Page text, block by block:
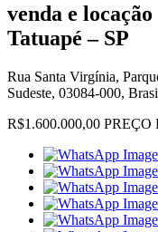
venda e
Tatuapé – SP
Rua Santa Virgínia,
Sudeste, 03084-000,
R$1.600.000,00